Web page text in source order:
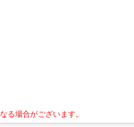
る場合がございます。